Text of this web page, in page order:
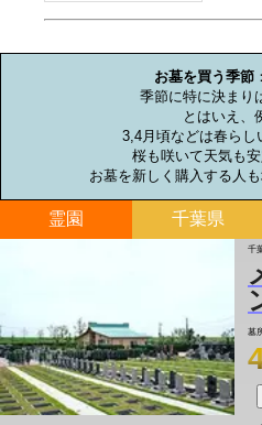
お墓を買う季節
季節に特に決まり
とはいえ、
3,4月頃などは春らし
桜も咲いて天気も安
お墓を新しく購入する人
霊園 千葉県
千
墓